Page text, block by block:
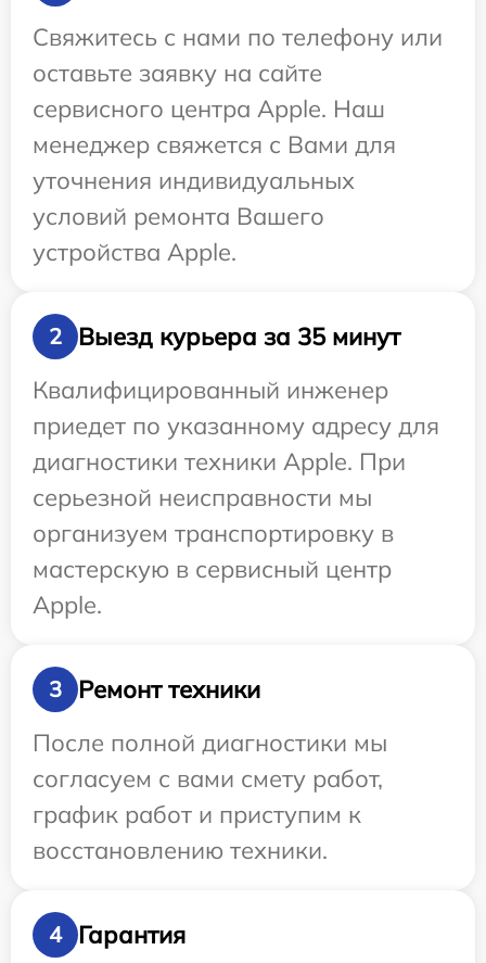
Свяжитесь с нами по телефону или
оставьте заявку на сайте
сервисного центра Apple. Наш
менеджер свяжется с Вами для
уточнения индивидуальных
условий ремонта Вашего
устройства Apple.
2
Выезд курьера за 35 минут
Квалифицированный инженер
приедет по указанному адресу для
диагностики техники Apple. При
серьезной неисправности мы
организуем транспортировку в
мастерскую в сервисный центр
Apple.
3
Ремонт техники
После полной диагностики мы
согласуем с вами смету работ,
график работ и приступим к
восстановлению техники.
4 Гарантия